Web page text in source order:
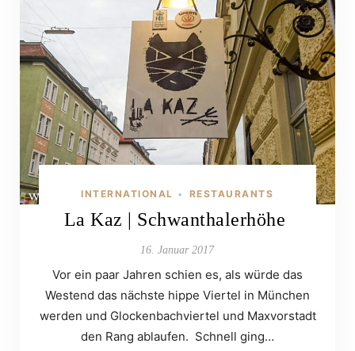
INTERNATIONAL • RESTAURANTS
La Kaz | Schwanthalerhöhe
16. Januar 2017
Vor ein paar Jahren schien es, als würde das
Westend das nächste hippe Viertel in München
werden und Glockenbachviertel und Maxvorstadt
den Rang ablaufen. Schnell ging…